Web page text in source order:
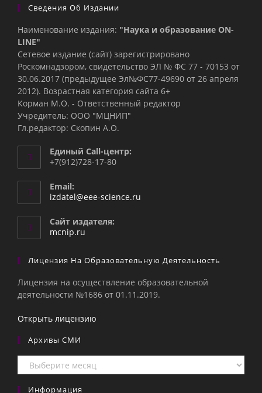
Сведения Об Издании
Наименование издания: "Наука и образование ON-
LINE"
Сетевое издание (сайт) зарегистрировано
Роскомнадзором, свидетельство ЭЛ № ФС 77 - 70153 от
30.06.2017 (предыдущее Эл№ФC77-49690 от 26 апреля
2012). Возрастная категория сайта 6+
Корман М.О. - Ответственный редактор
Учредитель: ООО "МЦНИП"
Гл.редактор: Скопин А.О.
Единый Call-центр:
+7(912)728-17-80
Email:
izdatel@eee-science.ru
Сайт издателя:
mcnip.ru
Лицензия На Образовательную Деятельность
Лицензия на осуществление образовательной
деятельности №1686 от 01.11.2019.
Открыть лицензию
Архивы СМИ
Архивы
СМИ
Информация